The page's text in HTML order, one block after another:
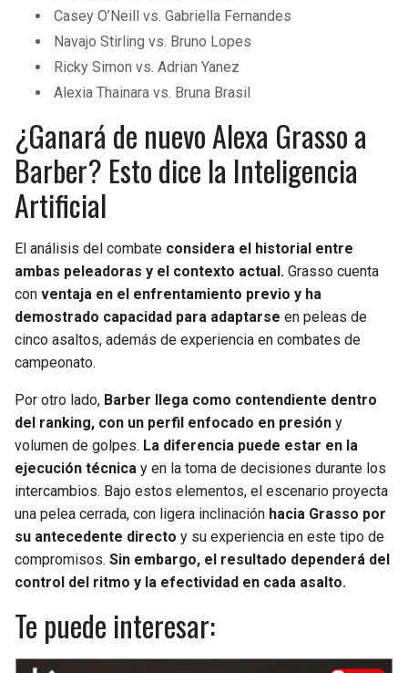
Casey O’Neill vs. Gabriella Fernandes
Navajo Stirling vs. Bruno Lopes
Ricky Simon vs. Adrian Yanez
Alexia Thainara vs. Bruna Brasil
¿Ganará de nuevo Alexa Grasso a
Barber? Esto dice la Inteligencia
Artificial
El análisis del combate considera el historial entre
ambas peleadoras y el contexto actual. Grasso cuenta
con ventaja en el enfrentamiento previo y ha
demostrado capacidad para adaptarse en peleas de
cinco asaltos, además de experiencia en combates de
campeonato.
Por otro lado, Barber llega como contendiente dentro
del ranking, con un perfil enfocado en presión y
volumen de golpes. La diferencia puede estar en la
ejecución técnica y en la toma de decisiones durante los
intercambios. Bajo estos elementos, el escenario proyecta
una pelea cerrada, con ligera inclinación hacia Grasso por
su antecedente directo y su experiencia en este tipo de
compromisos. Sin embargo, el resultado dependerá del
control del ritmo y la efectividad en cada asalto.
Te puede interesar: